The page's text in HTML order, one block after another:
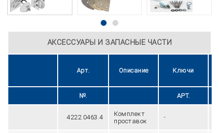
АКСЕССУАРЫ И ЗАПАСНЫЕ ЧАСТИ
Арт. Описание Ключи
№. АРТ.
4222.0463.4
Комплект
проставок
-